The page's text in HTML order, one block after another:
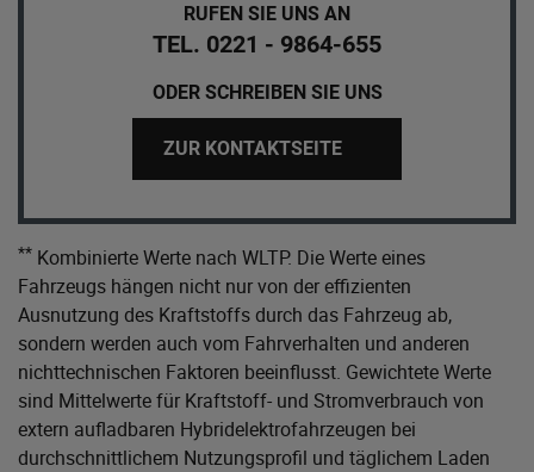
RUFEN SIE UNS AN
TEL. 0221 - 9864-655
ODER SCHREIBEN SIE UNS
ZUR KONTAKTSEITE
** Kombinierte Werte nach WLTP. Die Werte eines
Fahrzeugs hängen nicht nur von der effizienten
Ausnutzung des Kraftstoffs durch das Fahrzeug ab,
sondern werden auch vom Fahrverhalten und anderen
nichttechnischen Faktoren beeinflusst. Gewichtete Werte
sind Mittelwerte für Kraftstoff- und Stromverbrauch von
extern aufladbaren Hybridelektrofahrzeugen bei
durchschnittlichem Nutzungsprofil und täglichem Laden